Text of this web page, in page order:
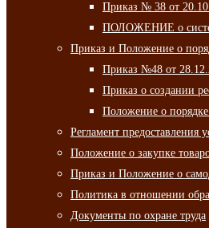
Приказ № 38 от
ПОЛОЖЕНИЕ о
Приказ и Положение о
Приказ №48 от
Приказ о создании
Положение о
Регламент
Положение о закупке
Приказ и Положение о
Политика в отношении
Документы по охране труда